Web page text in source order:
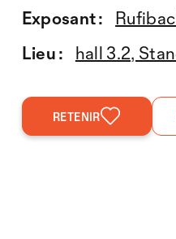
Exposant :
Lieu :
hall 3.2,
RETENIR